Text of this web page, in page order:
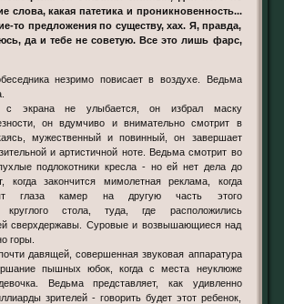
слова, какая патетика и проникновенность...
то предложения по существу, хах. Я, правда,
да и тебе не советую. Все это лишь фарс,
незримо повисает в воздухе. Ведьма
с экрана не улыбается, он избрал маску
он вдумчиво и внимательно смотрит в
мужественный и повинный, он завершает
и артистичной ноте. Ведьма смотрит во
подлокотники крeсла - но ей нет дела до
закончится мимолетная реклама, когда
глаза камер на другую часть этого
круглого cтoла, туда, где расположились
сверхдержавы. Суровые и возвышающиеся над
горы.
давящей, совершенная звуковая аппаратура
пышных юбок, когда с места неуклюже
Ведьма представляет, как удивленно
зрителей - говорить будет этот ребенок,